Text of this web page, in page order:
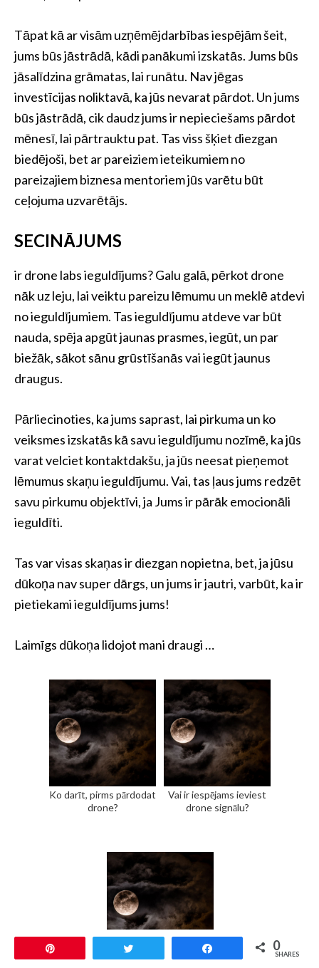
Tāpat kā ar visām uzņēmējdarbības iespējām šeit,
jums būs jāstrādā, kādi panākumi izskatās. Jums būs
jāsalīdzina grāmatas, lai runātu. Nav jēgas
investīcijas noliktavā, ka jūs nevarat pārdot. Un jums
būs jāstrādā, cik daudz jums ir nepieciešams pārdot
mēnesī, lai pārtrauktu pat. Tas viss šķiet diezgan
biedējoši, bet ar pareiziem ieteikumiem no
pareizajiem biznesa mentoriem jūs varētu būt
ceļojuma uzvarētājs.
SECINĀJUMS
ir drone labs ieguldījums? Galu galā, pērkot drone
nāk uz leju, lai veiktu pareizu lēmumu un meklē atdevi
no ieguldījumiem. Tas ieguldījumu atdeve var būt
nauda, ​​spēja apgūt jaunas prasmes, iegūt, un par
biežāk, sākot sānu grūstīšanās vai iegūt jaunus
draugus.
Pārliecinoties, ka jums saprast, lai pirkuma un ko
veiksmes izskatās kā savu ieguldījumu nozīmē, ka jūs
varat velciet kontaktdakšu, ja jūs neesat pieņemot
lēmumus skaņu ieguldījumu. Vai, tas ļaus jums redzēt
savu pirkumu objektīvi, ja Jums ir pārāk emocionāli
ieguldīti.
Tas var visas skaņas ir diezgan nopietna, bet, ja jūsu
dūkoņa nav super dārgs, un jums ir jautri, varbūt, ka ir
pietiekami ieguldījums jums!
Laimīgs dūkoņa lidojot mani draugi …
Ko darīt, pirms pārdodat
drone?
Vai ir iespējams ieviest
drone signālu?
0
SHARES